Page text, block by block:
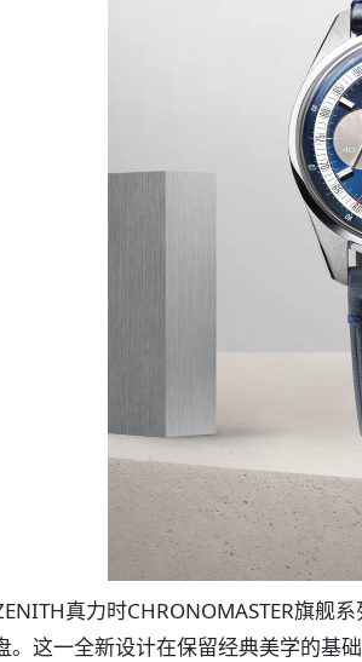
真力时CHRONOMASTER旗舰
。这一全新设计在保留经典美学的基